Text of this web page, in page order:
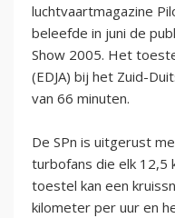
luchtvaartmagazine
beleefde in juni de
Show 2005. Het
(EDJA) bij het Zuid-
van 66 minuten.
De SPn is uitgerust
turbofans die elk 12,5
toestel kan een
kilometer per uur en